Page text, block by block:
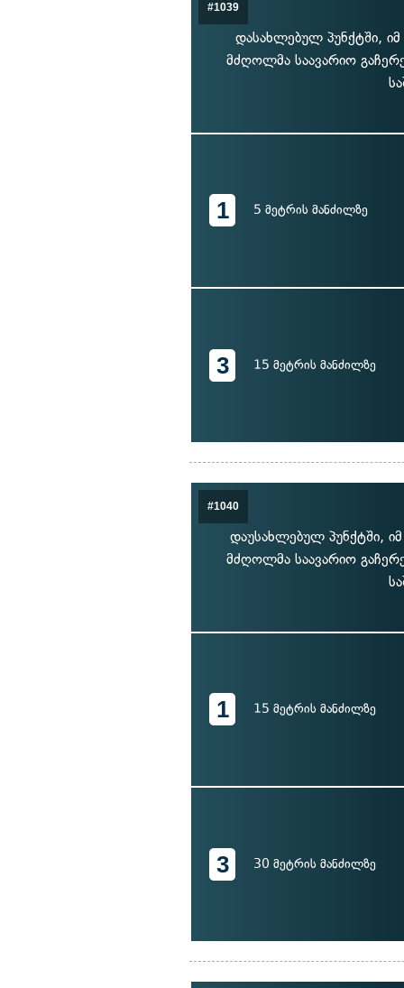
#1039
დასახლებულ პუნქტში,
მძღოლმა საავარიო
1 5 მეტრის მანძილზე
3 15 მეტრის მანძილზე
#1040
დაუსახლებულ პუნქტში,
მძღოლმა საავარიო
1 15 მეტრის მანძილზე
3 30 მეტრის მანძილზე